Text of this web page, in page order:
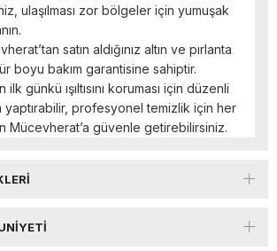
ulaşılması zor bölgeler için yumuşak
satın aldığınız altın ve pırlanta
boyu bakım garantisine sahiptir.
günkü ışıltısını koruması için düzenli
yaptırabilir, profesyonel temizlik için her
Mücevherat’a güvenle getirebilirsiniz.